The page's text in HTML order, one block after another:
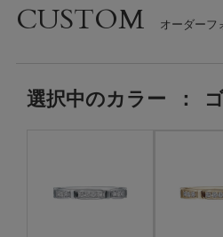
CUSTOM
選択中のカラー ：